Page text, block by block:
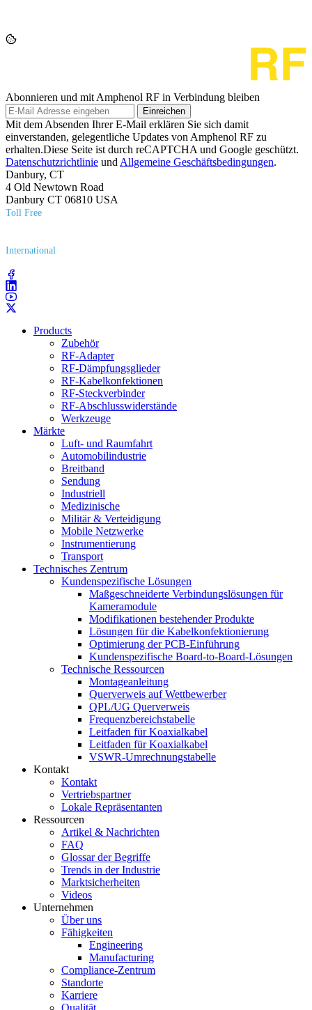
Abonnieren und mit Amphenol RF in Verbindung bleiben
Einreichen
Mit dem Absenden Ihrer E-Mail erklären Sie sich damit
einverstanden, gelegentliche Updates von Amphenol RF zu
erhalten.Diese Seite ist durch reCAPTCHA und Google geschützt.
Datenschutzrichtlinie und Allgemeine Geschäftsbedingungen.
Danbury, CT
4 Old Newtown Road
Danbury CT 06810 USA
Toll Free
International
Products
Zubehör
RF-Adapter
RF-Dämpfungsglieder
RF-Kabelkonfektionen
RF-Steckverbinder
RF-Abschlusswiderstände
Werkzeuge
Märkte
Luft- und Raumfahrt
Automobilindustrie
Breitband
Sendung
Industriell
Medizinische
Militär & Verteidigung
Mobile Netzwerke
Instrumentierung
Transport
Technisches Zentrum
Kundenspezifische Lösungen
Maßgeschneiderte Verbindungslösungen für
Kameramodule
Modifikationen bestehender Produkte
Lösungen für die Kabelkonfektionierung
Optimierung der PCB-Einführung
Kundenspezifische Board-to-Board-Lösungen
Technische Ressourcen
Montageanleitung
Querverweis auf Wettbewerber
QPL/UG Querverweis
Frequenzbereichstabelle
Leitfaden für Koaxialkabel
Leitfaden für Koaxialkabel
VSWR-Umrechnungstabelle
Kontakt
Kontakt
Vertriebspartner
Lokale Repräsentanten
Ressourcen
Artikel & Nachrichten
FAQ
Glossar der Begriffe
Trends in der Industrie
Marktsicherheiten
Videos
Unternehmen
Über uns
Fähigkeiten
Engineering
Manufacturing
Compliance-Zentrum
Standorte
Karriere